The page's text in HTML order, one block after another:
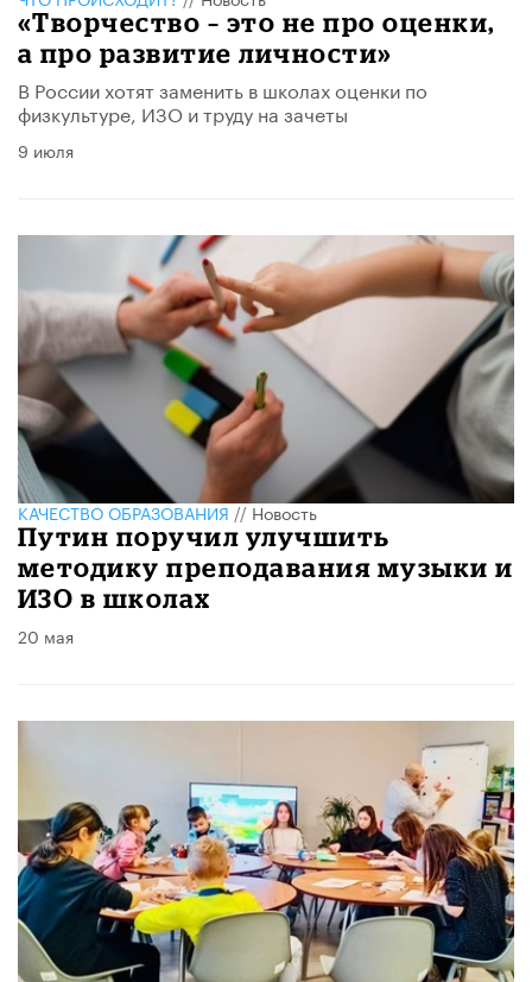
«Творчество – это не про оценки,
а про развитие личности»
В России хотят заменить в школах оценки по
физкультуре, ИЗО и труду на зачеты
9 июля
КАЧЕСТВО ОБРАЗОВАНИЯ//Новость
Путин поручил улучшить
методику преподавания музыки и
ИЗО в школах
20 мая